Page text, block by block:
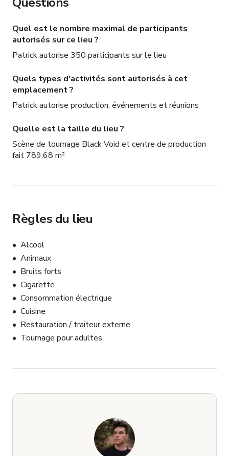
Quel est le nombre maximal de participants
autorisés sur ce lieu ?
Patrick autorise 350 participants sur le lieu
Quels types d'activités sont autorisés à cet
emplacement ?
Patrick autorise production, événements et réunions
Quelle est la taille du lieu ?
Scène de tournage Black Void et centre de production
fait 789,68 m²
Règles du lieu
Alcool
Animaux
Bruits forts
Cigarette
Consommation électrique
Cuisine
Restauration / traiteur externe
Tournage pour adultes